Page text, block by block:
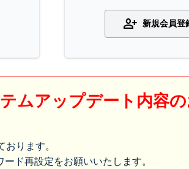
person_add 新規会員登
テムアップデート内容
ります。
ド再設定をお願いいたします。